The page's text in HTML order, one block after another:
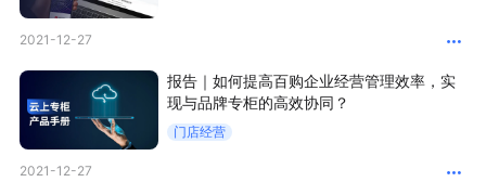
商家社区
入驻有赞 认证代理商
2021-12-27
报告｜如何提高百购企业经营管理效率，实
现与品牌专柜的高效协同？
门店经营
2021-12-27